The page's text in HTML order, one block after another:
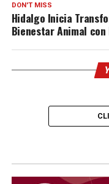
DON'T MISS
Hidalgo Inicia
Bienestar Animal